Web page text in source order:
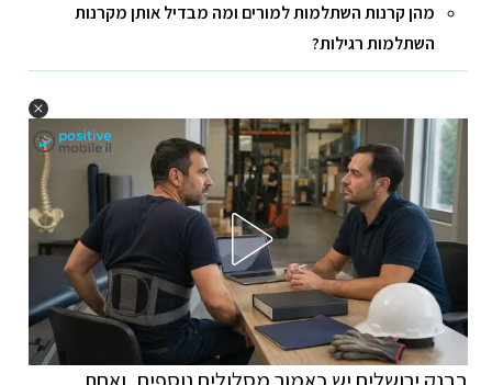
מהן קרנות השתלמות למורים ומה מבדיל אותן מקרנות
השתלמות רגילות?